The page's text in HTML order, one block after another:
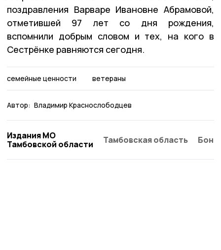
поздравления Варваре Ивановне Абрамовой,
отметившей 97 лет со дня рождения,
вспомнили добрым словом и тех, на кого в
Сестрёнке равняются сегодня.
семейные ценности ветераны
Автор: Владимир Краснослободцев
Издания МО
Тамбовской области
Тамбовская область